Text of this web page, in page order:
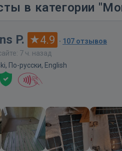
в категории
P. 4.9 · 107 отзывов
7 ч. назад
По-русски, English